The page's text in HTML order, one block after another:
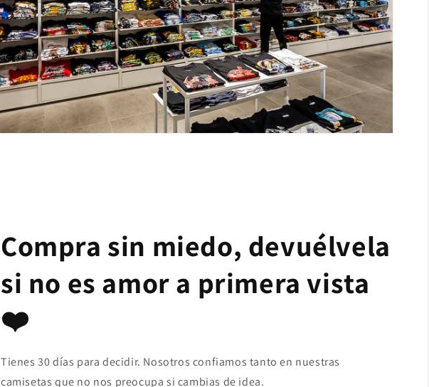
Compra sin miedo, devuélvela
si no es amor a primera vista
❤️
Tienes 30 días para decidir. Nosotros confiamos tanto en nuestras
camisetas que no nos preocupa si cambias de idea.